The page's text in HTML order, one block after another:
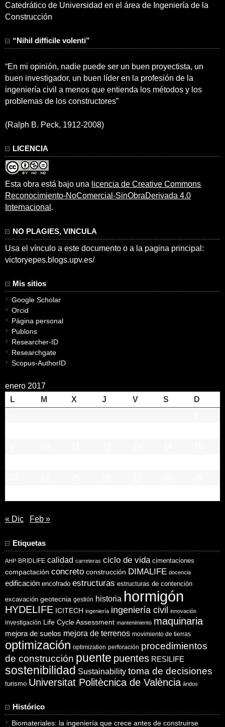
Catedrático de Universidad en el área de Ingeniería de la
Construcción
“Nihil difficile volenti”
“En mi opinión, nadie puede ser un buen proyectista, un
buen investigador, un buen líder en la profesión de la
ingeniería civil a menos que entienda los métodos y los
problemas de los constructores”
(Ralph B. Peck, 1912-2008)
LICENCIA
Esta obra está bajo una licencia de Creative Commons
Reconocimiento-NoComercial-SinObraDerivada 4.0
Internacional .
NO PLAGIES, VINCULA
Usa el vínculo a este documento o a la pagina principal:
victoryepes.blogs.upv.es/
Mis sitios
Google Scholar
Orcid
Página personal
Publons
Researcher-ID
Researchgate
Scopus-AuthorID
enero 2017
L
M X J V S
D
« Dic Feb »
Etiquetas
AHP BRIDLIFE calidad carreteras ciclo de vida cimentaciones
compactación concreto construcción DIMALIFE docencia
edificación encofrado estructuras estructuras de contención
excavación geotecnia gestión historia hormigón
HYDELIFE ICITECH ingeniería ingeniería civil innovación
investigación Life Cycle Assessment mantenimiento maquinaria
mejora de suelos mejora de terrenos movimiento de tierras
optimización optimization perforación procedimientos
de construcción puente puentes RESILIFE
sostenibilidad Sustainability toma de decisiones
turismo Universitat Politècnica de València áridos
Histórico
Biomateriales: la ingeniería que crece antes de construirse